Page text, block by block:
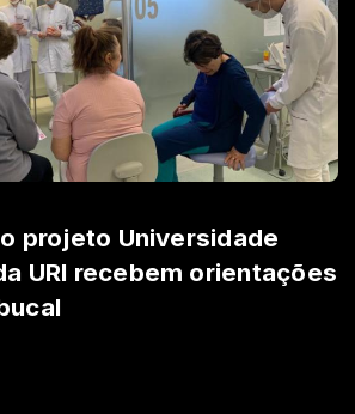
projeto Universidade
URI recebem orientações